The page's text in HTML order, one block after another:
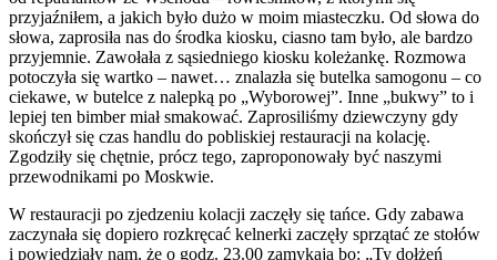
przyjaźniłem, a jakich było dużo w moim miasteczku. Od słowa do
słowa, zaprosiła nas do środka kiosku, ciasno tam było, ale bardzo
przyjemnie. Zawołała z sąsiedniego kiosku koleżankę. Rozmowa
potoczyła się wartko – nawet… znalazła się butelka samogonu – co
ciekawe, w butelce z nalepką po „Wyborowej”. Inne „bukwy” to i
lepiej ten bimber miał smakować. Zaprosiliśmy dziewczyny gdy
skończył się czas handlu do pobliskiej restauracji na kolację.
Zgodziły się chętnie, prócz tego, zaproponowały być naszymi
przewodnikami po Moskwie.
W restauracji po zjedzeniu kolacji zaczęły się tańce. Gdy zabawa
zaczynała się dopiero rozkręcać kelnerki zaczęły sprzątać ze stołów
i powiedziały nam, że o godz. 23.00 zamykają bo: „Ty dołżeń